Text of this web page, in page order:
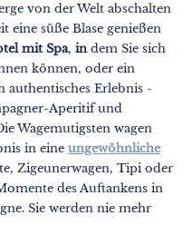
von der Welt abschalten
süße Blase genießen
mit Spa, indem Sie sich
können, oder ein
authentisches Erlebnis -
Aperitif und
Wagemutigsten wagen
in eine ungewöhnliche
Zigeunerwagen, Tipi oder
des Auftankens in
Sie werden nie mehr